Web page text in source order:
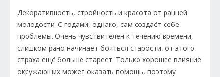
Декоративность, стройность и красота от ранней
молодости. С годами, однако, сам создаёт себе
проблемы. Очень чувствителен к течению времени,
слишком рано начинает бояться старости, от этого
страха ещё больше стареет. Только хорошее влияние
окружающих может оказать помощь, поэтому